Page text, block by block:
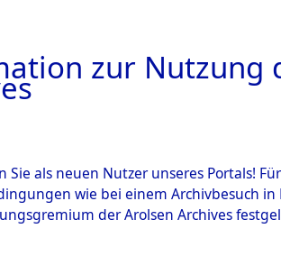
zur Nutzung
Sie als neuen Nutzer unseres Portals!
wie bei einem Archivbesuch
der Arolsen Archives